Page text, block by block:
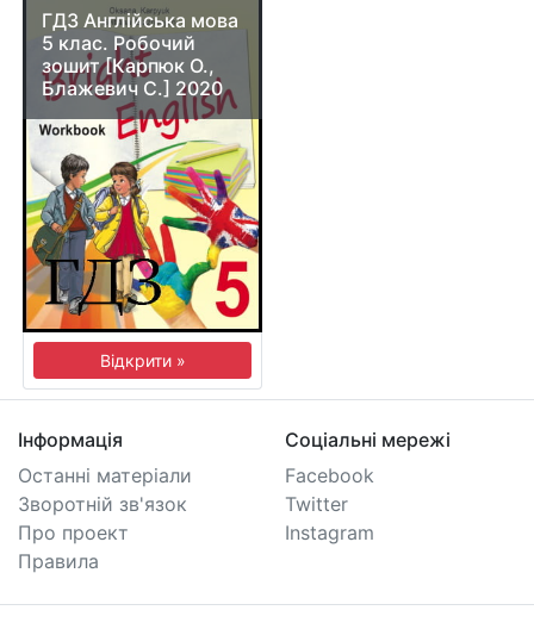
ГДЗ Англійська мова
5 клас. Робочий
зошит [Карпюк О.,
Блажевич С.] 2020
Відкрити »
Інформація
Останні матеріали
Зворотній зв'язок
Про проект
Правила
Соціальні мережі
Facebook
Twitter
Instagram